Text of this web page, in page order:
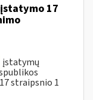
17
įstatymų
straipsnio 1